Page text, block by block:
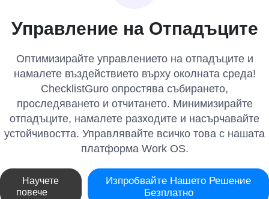
Управление на Отпадъците
Оптимизирайте управлението на отпадъците и
намалете въздействието върху околната среда!
ChecklistGuro опростява събирането,
проследяването и отчитането. Минимизирайте
отпадъците, намалете разходите и насърчавайте
устойчивостта. Управлявайте всичко това с нашата
платформа Work OS.
Научете
повече
Изпробвайте Нашето Решение
Безплатно